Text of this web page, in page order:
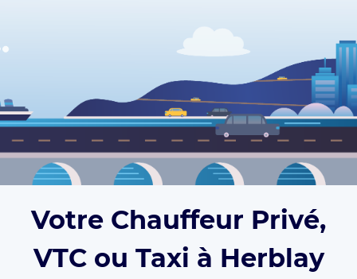
Votre Chauffeur Privé,
VTC ou Taxi à Herblay